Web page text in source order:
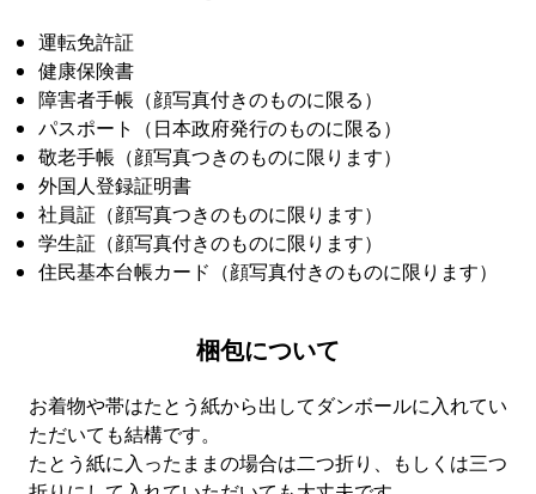
運転免許証
健康保険書
障害者手帳（顔写真付きのものに限る）
パスポート（日本政府発行のものに限る）
敬老手帳（顔写真つきのものに限ります）
外国人登録証明書
社員証（顔写真つきのものに限ります）
学生証（顔写真付きのものに限ります）
住民基本台帳カード（顔写真付きのものに限ります）
梱包について
お着物や帯はたとう紙から出してダンボールに入れてい
ただいても結構です。
たとう紙に入ったままの場合は二つ折り、もしくは三つ